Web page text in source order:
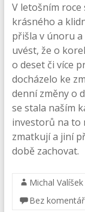
V letošním roce
krásného a
přišla v únoru
uvést, že o
o deset či více
docházelo ke
denní změny o
se stala naším
investorů na to
zmatkují a jiní
době zachovat.
Michal Valíšek
Bez